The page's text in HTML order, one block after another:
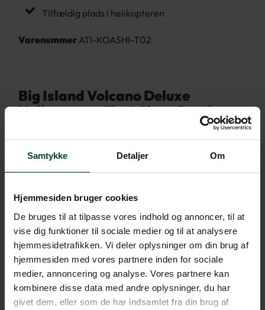
Samtykke Detaljer Om
Hjemmesiden bruger cookies
De bruges til at tilpasse vores indhold og annoncer, til at
vise dig funktioner til sociale medier og til at analysere
hjemmesidetrafikken. Vi deler oplysninger om din brug af
hjemmesiden med vores partnere inden for sociale
medier, annoncering og analyse. Vores partnere kan
kombinere disse data med andre oplysninger, du har
givet dem, eller som de har indsamlet fra din brug af
Tilfældig plads i helikopteren
Varenummer ATI-KOASHI-T02
Big Island Volcano Deluxe
Helicopter – First Class Seating
forreste pladser i helikopteren ved siden af piloten.
Inklusive
Plads forrest i helikopteren
VarenummerATI-KOASHI-T07